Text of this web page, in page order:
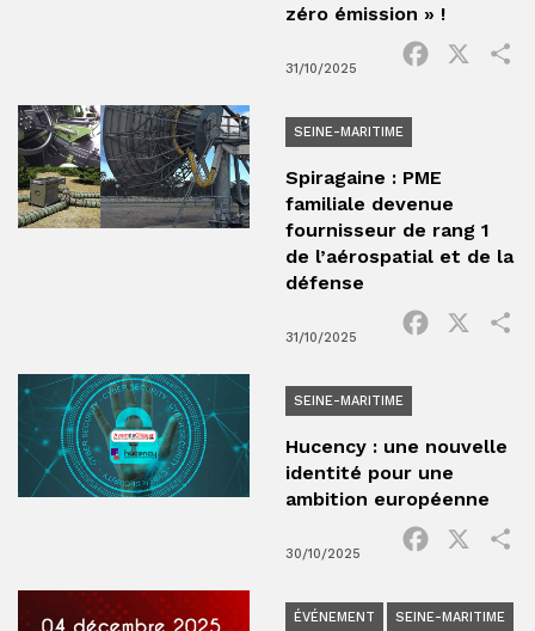
zéro émission » !
31/10/2025
Facebook
SEINE-MARITIME
Spiragaine : PME
familiale devenue
fournisseur de rang 1
de l’aérospatial et de la
défense
31/10/2025
Facebook
SEINE-MARITIME
Hucency : une nouvelle
identité pour une
ambition européenne
30/10/2025
Facebook
ÉVÉNEMENT SEINE-MARITIME